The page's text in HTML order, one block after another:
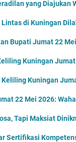
yang Diajukan
di Kuningan
Bupati Jumat 22
Kuningan
Keliling Kuningan
22 Mei 2026:
Tapi Maksiat
Sertifikasi